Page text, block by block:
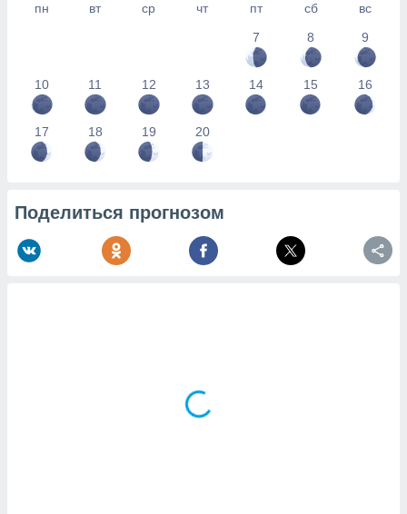
пн вт ср чт пт сб
вс
7
8 9
10 11 12 13 14 15 16
17 18 19 20
Поделиться прогнозом